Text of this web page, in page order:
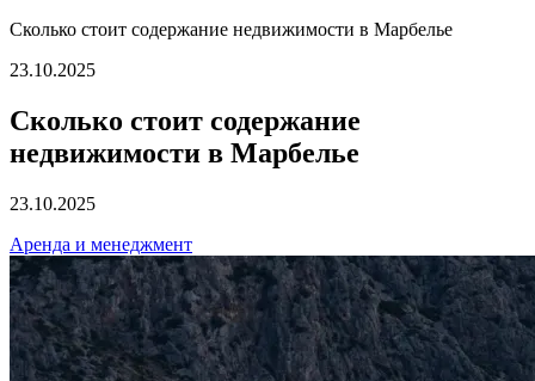
Сколько стоит содержание недвижимости в Марбелье
23.10.2025
Сколько стоит содержание
недвижимости в Марбелье
23.10.2025
Аренда и менеджмент